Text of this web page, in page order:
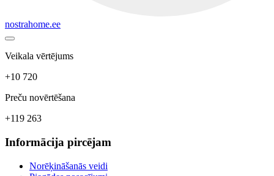
nostrahome.ee
Veikala vērtējums
+10 720
Preču novērtēšana
+119 263
Informācija pircējam
Norēķināšanās veidi